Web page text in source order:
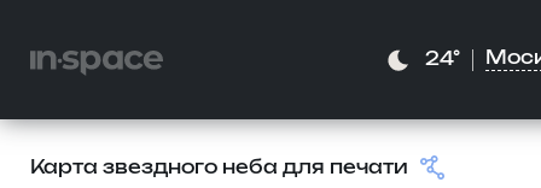
24°
Карта звездного неба для печати